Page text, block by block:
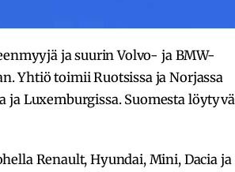
ja suurin Volvo- ja BMW-
Yhtiö toimii Ruotsissa ja Norjassa
ja Luxemburgissa. Suomesta löytyvä
Renault, Hyundai, Mini, Dacia ja